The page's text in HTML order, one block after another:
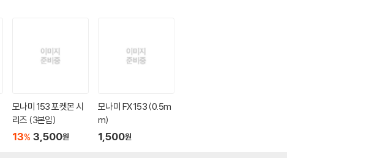
모나미 153 포켓몬 시
리즈 (3본입)
13% 3,500원
모나미 FX 153 (0.5m
m)
1,500원